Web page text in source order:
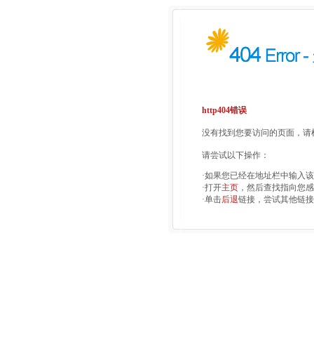
http404错误
没有找到您要访问的页面，
请尝试以下操作：
·如果您已经在地址栏中输入
·打开主页 ，然后查找指向您
·单击后退链接，尝试其他链